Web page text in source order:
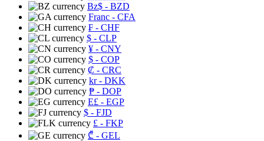
Bz$ - BZD
Franc - CFA
₣ - CHF
$ - CLP
¥ - CNY
$ - COP
₡ - CRC
kr- DKK
₱ - DOP
E£ - EGP
$ - FJD
£ - FKP
₾ - GEL